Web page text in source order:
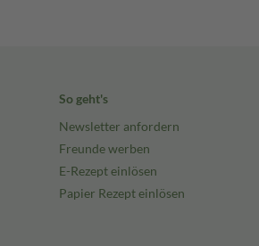
So geht's
Newsletter anfordern
Freunde werben
E-Rezept einlösen
Papier Rezept einlösen